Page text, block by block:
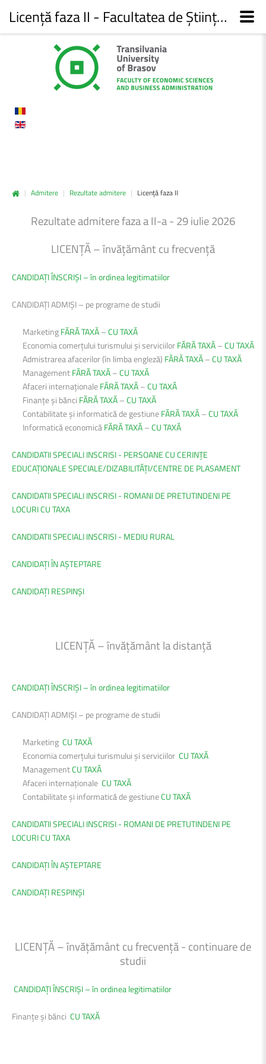
| Admitere | Rezultate admitere | Licență faza II
Rezultate admitere faza a II-a - 29 iulie 2026
LICENȚĂ – învățământ cu frecvență
CANDIDAȚI ÎNSCRIȘI – în ordinea legitimatiilor
CANDIDAȚI ADMIȘI – pe programe de studii
MarketingFĂRĂ TAXĂ–CU TAXĂ
Economia comerțului turismului și serviciilorFĂRĂ TAXĂ–CU TAXĂ
Admistrarea afacerilor (în limba engleză) FĂRĂ TAXĂ–CU TAXĂ
ManagementFĂRĂ TAXĂ–CU TAXĂ
Afaceri internaționaleFĂRĂ TAXĂ–CU TAXĂ
Finanțe și bănci FĂRĂ TAXĂ–CU TAXĂ
Contabilitate și informatică de gestiuneFĂRĂ TAXĂ–CU TAXĂ
Informatică economicăFĂRĂ TAXĂ–CU TAXĂ
CANDIDATII SPECIALI INSCRISI - PERSOANE CU CERINȚE
EDUCAȚIONALE SPECIALE/DIZABILITĂȚI/CENTRE DE PLASAMENT
CANDIDATII SPECIALI INSCRISI - ROMANI DE PRETUTINDENI PE
LOCURI CU TAXA
CANDIDATII SPECIALI INSCRISI - MEDIU RURAL
CANDIDAȚI ÎN AȘTEPTARE
CANDIDAȚI RESPINȘI
LICENȚĂ – învățământ la distanță
CANDIDAȚI ÎNSCRIȘI – în ordinea legitimatiilor
CANDIDAȚI ADMIȘI – pe programe de studii
Marketing CU TAXĂ
Economia comerțului turismului și serviciilor CU TAXĂ
ManagementCU TAXĂ
Afaceri internaționale CU TAXĂ
Contabilitate și informatică de gestiuneCU TAXĂ
CANDIDATII SPECIALI INSCRISI - ROMANI DE PRETUTINDENI PE
LOCURI CU TAXA
CANDIDAȚI ÎN AȘTEPTARE
CANDIDAȚI RESPINȘI
LICENȚĂ – învățământ cu frecvență - continuare de
studii
CANDIDAȚI ÎNSCRIȘI – în ordinea legitimatiilor
Finanțe și bănci CU TAXĂ
Licență faza II - Facultatea de Științe economice și administrarea afacerilor